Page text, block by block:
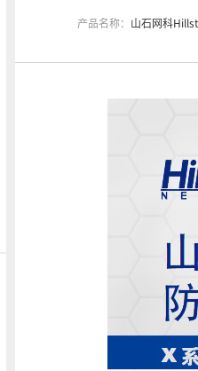
产品名称： 山石网科Hillstone 数据中